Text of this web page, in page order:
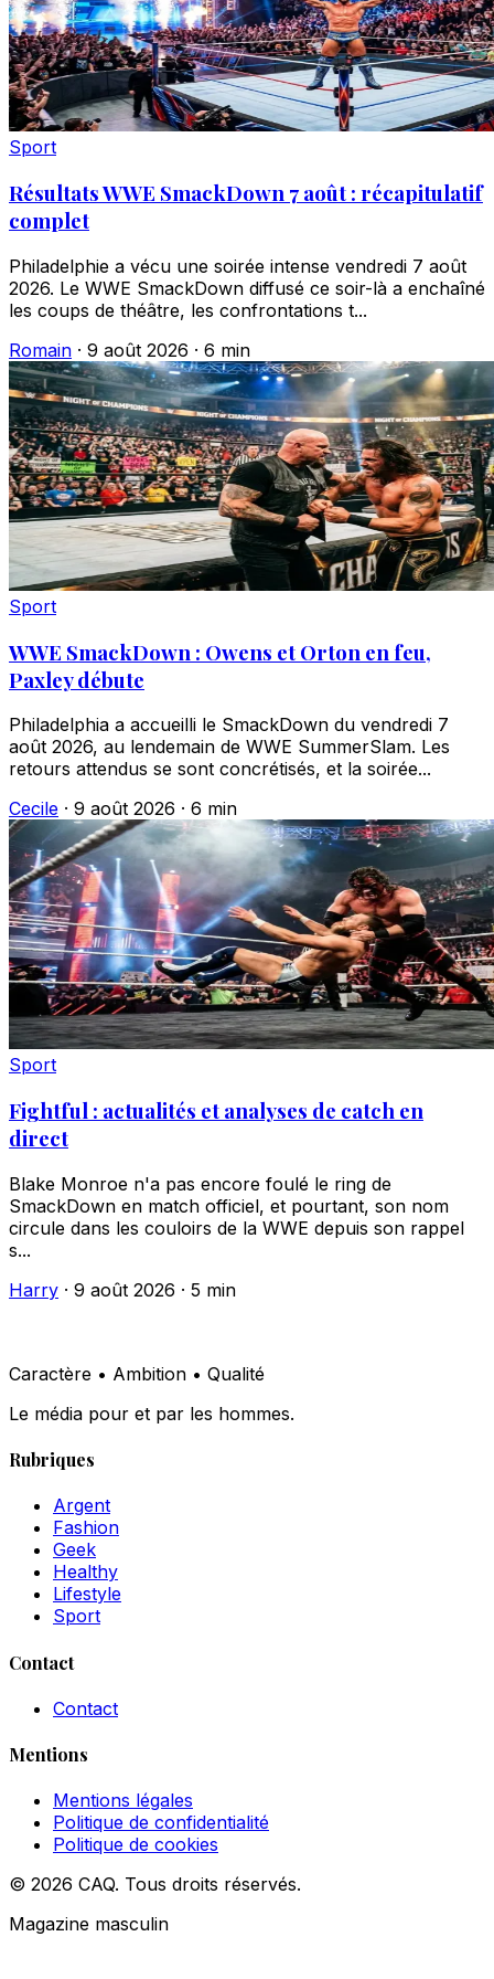
Sport
Résultats WWE SmackDown 7 août : récapitulatif
complet
Philadelphie a vécu une soirée intense vendredi 7 août
2026. Le WWE SmackDown diffusé ce soir-là a enchaîné
les coups de théâtre, les confrontations t...
Romain · 9 août 2026 · 6 min
Sport
WWE SmackDown : Owens et Orton en feu,
Paxley débute
Philadelphia a accueilli le SmackDown du vendredi 7
août 2026, au lendemain de WWE SummerSlam. Les
retours attendus se sont concrétisés, et la soirée...
Cecile · 9 août 2026 · 6 min
Sport
Fightful : actualités et analyses de catch en
direct
Blake Monroe n'a pas encore foulé le ring de
SmackDown en match officiel, et pourtant, son nom
circule dans les couloirs de la WWE depuis son rappel
s...
Harry · 9 août 2026 · 5 min
Caractère • Ambition • Qualité
Le média pour et par les hommes.
Rubriques
Argent
Fashion
Geek
Healthy
Lifestyle
Sport
Contact
Contact
Mentions
Mentions légales
Politique de confidentialité
Politique de cookies
© 2026 CAQ. Tous droits réservés.
Magazine masculin